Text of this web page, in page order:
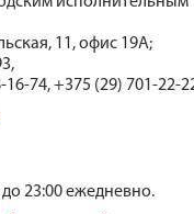
11, офис 19А;
74, +375 (29) 701-22-
до 23:00 ежедневно.